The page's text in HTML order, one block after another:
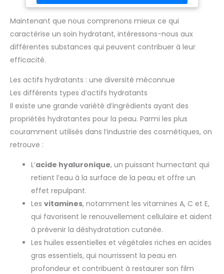
formulé sans parfum. Non comédogène, il est
hypoallergénique et possède une texture non grasse, non
collante. VOTRE ROUTINE HYDRATATION : Après la toilette avec
la crème lavante ou l'huile de douche CeraVe, appliquer le
lait hydratant sur le visage, le corps et les mains.
Renouveler aussi souvent que nécessaire. Compléter avec
une crème hydratante visage. SOINS DERMATOLOGIQUES
CIBLÉS : CeraVe propose des soins cutanés développés avec
des dermatologues à partir de 3 céramides essentiels, avec
restaurer la barrière naturelle protectrice de la peau.
Maintenant que nous comprenons mieux ce qui
caractérise un soin hydratant, intéressons-nous aux
différentes substances qui peuvent contribuer à leur
efficacité.
Les actifs hydratants : une diversité méconnue
Les différents types d’actifs hydratants
Il existe une grande variété d’ingrédients ayant des
propriétés hydratantes pour la peau. Parmi les plus
couramment utilisés dans l’industrie des cosmétiques, on
retrouve :
L’acide hyaluronique, un puissant humectant qui
retient l’eau à la surface de la peau et offre un
effet repulpant.
Les vitamines, notamment les vitamines A, C et E,
qui favorisent le renouvellement cellulaire et aident
à prévenir la déshydratation cutanée.
Les huiles essentielles et végétales riches en acides
gras essentiels, qui nourrissent la peau en
profondeur et contribuent à restaurer son film